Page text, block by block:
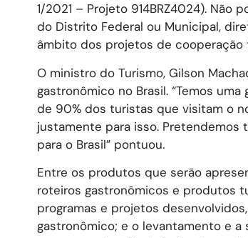
1/2021 – Projeto 914BRZ4024).
do Distrito Federal ou Municipal,
âmbito dos projetos de cooperação
O ministro do Turismo, Gilson
gastronômico no Brasil. “Temos
de 90% dos turistas que visitam o
justamente para isso. Pretendemos
para o Brasil” pontuou.
Entre os produtos que serão
roteiros gastronômicos e produtos
programas e projetos
gastronômico; e o levantamento e